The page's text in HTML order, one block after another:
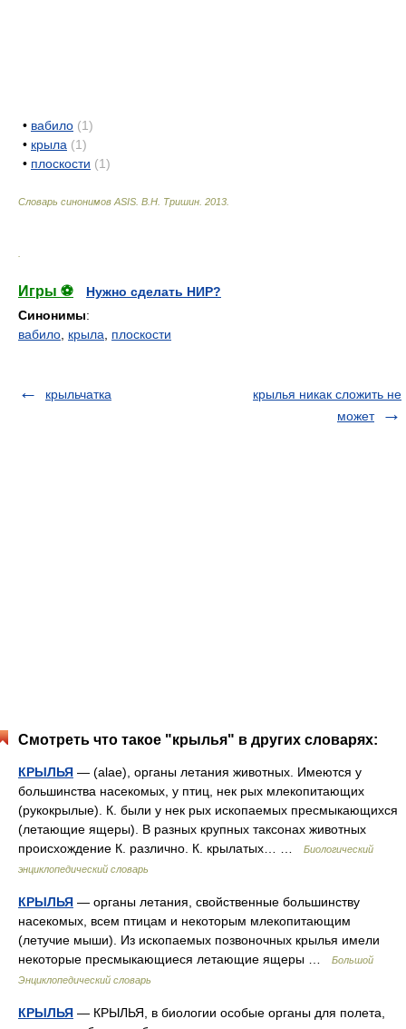
• вабило (1)
• крыла (1)
• плоскости (1)
Словарь синонимов ASIS. В.Н. Тришин 2013
Игры ⚽
Нужно сделать НИР?
Синонимы:
вабило крыла плоскости
крыльчатка
крылья никак сложить не
может
Смотреть что такое "крылья" в других словарях:
КРЫЛЬЯ — (alae), органы летания животных. Имеются у
большинства насекомых, у птиц, нек рых млекопитающих
(рукокрылые). К. были у нек рых ископаемых пресмыкающихся
(летающие ящеры). В разных крупных таксонах животных
происхождение К. различно. К. крылатых… …
Биологический
энциклопедический словарь
КРЫЛЬЯ — органы летания, свойственные большинству
насекомых, всем птицам и некоторым млекопитающим
(летучие мыши). Из ископаемых позвоночных крылья имели
некоторые пресмыкающиеся летающие ящеры …
Большой
Энциклопедический словарь
КРЫЛЬЯ — КРЫЛЬЯ, в биологии особые органы для полета,